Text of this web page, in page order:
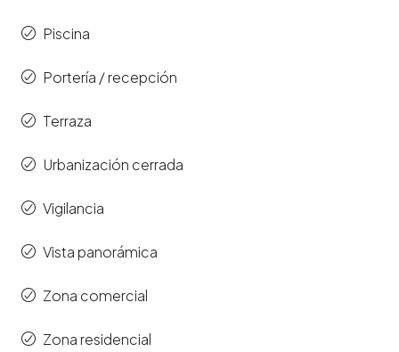
Piscina
Portería / recepción
Terraza
Urbanización cerrada
Vigilancia
Vista panorámica
Zona comercial
Zona residencial